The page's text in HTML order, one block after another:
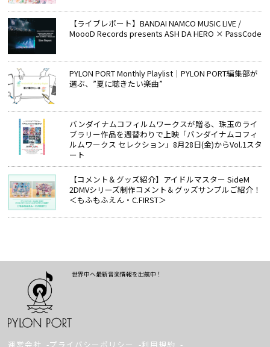
【ライブレポート】BANDAI NAMCO MUSIC LIVE /
MoooD Records presents ASH DA HERO × PassCode
PYLON PORT Monthly Playlist│PYLON PORT編集部が
選ぶ、”夏に聴きたい楽曲”
バンダイナムコフィルムワークスが贈る、珠玉のライ
ブラリー作品を週替わりで上映「バンダイナムコフィ
ルムワークス セレクション」8月28日(金)からVol.1スタ
ート
【コメント＆グッズ紹介】アイドルマスター SideM
2DMVシリーズ制作コメント＆グッズサンプルご紹介！
＜もふもふえん・C.FIRST＞
世界中へ最新音楽情報を出航中！
運営会社 プライバシーポリシー 利用規約